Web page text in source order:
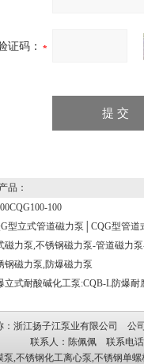
证码：
品：
100
型立式管道磁力泵│CQG型管道
磁力泵,不锈钢磁力泵-管道磁力
钢磁力泵,防爆磁力泵
立式耐酸碱化工泵:CQB-L防爆耐
：浙江扬子江泵业有限公司 公
联系人：陈佩佩 联系电
泵,不锈钢化工离心泵,不锈钢单螺